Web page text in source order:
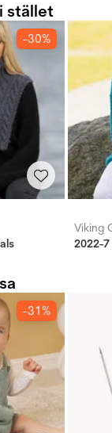
stället
-30%
Viking
2022-
-31%